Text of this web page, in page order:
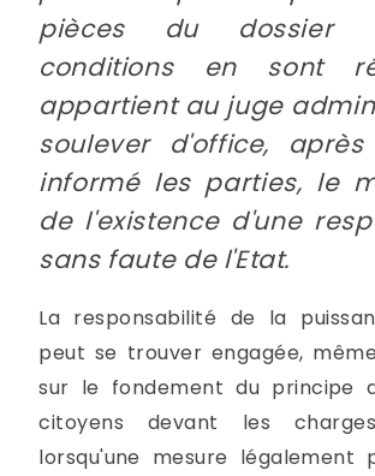
pièces du dossier
conditions en sont
appartient au juge
soulever d'office,
informé les parties, le
de l'existence d'une
sans faute de l'Etat.
La responsabilité de la
peut se trouver engagée,
sur le fondement du principe
citoyens devant les
lorsqu'une mesure légalement